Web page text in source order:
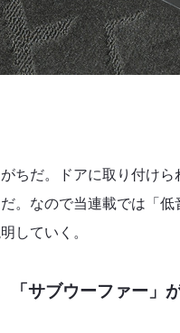
ちだ。ドアに取り付け
。なので当連載では「低
していく。
「サブウーファー」